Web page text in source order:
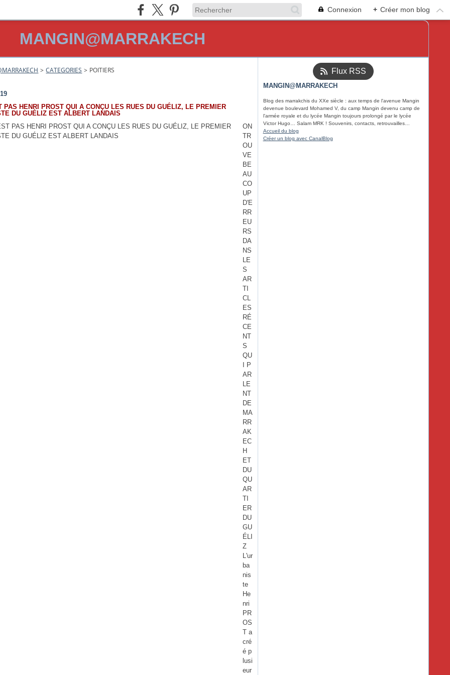
Connexion + Créer mon blog
MANGIN@MARRAKECH
> CATEGORIES > POITIERS
PAS HENRI PROST QUI A CONÇU LES RUES DU GUÉLIZ, LE PREMIER
DU GUÉLIZ EST ALBERT LANDAIS
ON
TR
OU
VE
BE
AU
CO
UP
D'E
RR
EU
RS
DA
NS
LE
S
AR
TI
CL
ES
RÉ
CE
NT
S
QU
I P
AR
LE
NT
DE
MA
RR
AK
EC
H
ET
DU
QU
AR
TI
ER
DU
GU
ÉLI
Z
L'ur
ba
nis
te
He
nri
PR
OS
T a
cré
é p
lusi
eur
Flux RSS
MANGIN@MARRAKECH
Blog des marrakchis du XXe siècle : aux temps de l'avenue Mangin
devenue boulevard Mohamed V, du camp Mangin devenu camp de
l'armée royale et du lycée Mangin toujours prolongé par le lycée
Victor Hugo… Salam MRK ! Souvenirs, contacts, retrouvailles…
Accueil du blog
Créer un blog avec CanalBlog